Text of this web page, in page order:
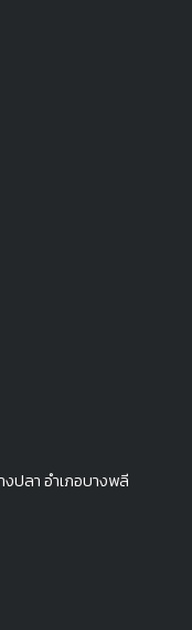
งปลา อำเภอบางพลี